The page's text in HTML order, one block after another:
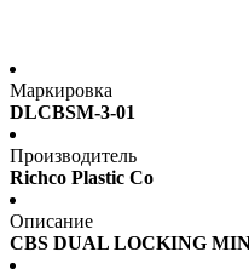
Маркировка
DLCBSM-3-01
Производитель
Richco Plastic Co
Описание
CBS DUAL LOCKING